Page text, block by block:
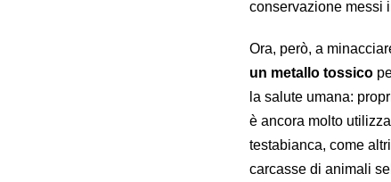
conservazione messi
Ora, però, a
un metallo tossico
la salute umana:
è ancora molto
testabianca, come
carcasse di animali